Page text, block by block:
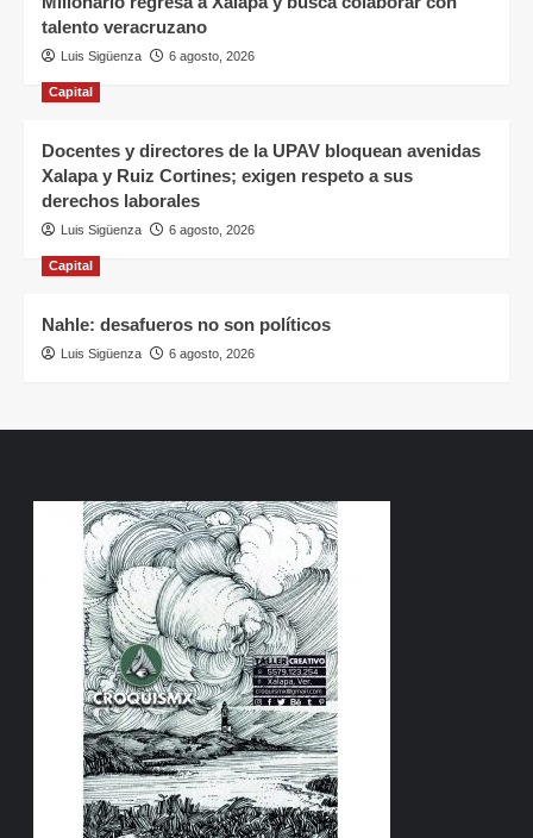
talento veracruzano
Luis Sigüenza 6 agosto, 2026
Capital
Docentes y directores de la UPAV bloquean avenidas
Xalapa y Ruiz Cortines; exigen respeto a sus
derechos laborales
Luis Sigüenza 6 agosto, 2026
Capital
Nahle: desafueros no son políticos
Luis Sigüenza 6 agosto, 2026